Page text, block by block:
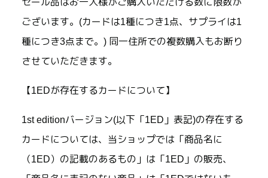
セール品はお一人様がご購入いただける数に限数が
ございます。(カードは1種につき1点、サプライは1
種につき3点まで。) 同一住所での複数購入もお断り
させていただきます。
【1EDが存在するカードについて】
1st editionバージョン(以下「1ED」表記)の存在する
カードについては、当ショップでは「商品名に
（1ED）の記載のあるもの」は「1ED」の販売、